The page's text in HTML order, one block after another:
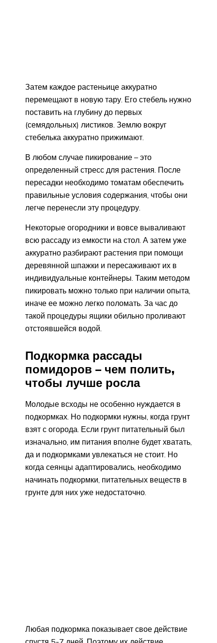
Затем каждое растеньице аккуратно
перемещают в новую тару. Его стебель нужно
поставить на глубину до первых
(семядольных) листиков. Землю вокруг
стебелька аккуратно прижимают.
В любом случае пикирование – это
определенный стресс для растения. После
пересадки необходимо томатам обеспечить
правильные условия содержания, чтобы они
легче перенесли эту процедуру.
Некоторые огородники и вовсе вываливают
всю рассаду из емкости на стол. А затем уже
аккуратно разбирают растения при помощи
деревянной шпажки и пересаживают их в
индивидуальные контейнеры. Таким методом
пикировать можно только при наличии опыта,
иначе ее можно легко поломать. За час до
такой процедуры ящики обильно проливают
отстоявшейся водой.
Подкормка рассады
помидоров – чем полить,
чтобы лучше росла
Молодые всходы не особенно нуждается в
подкормках. Но подкормки нужны, когда грунт
взят с огорода. Если грунт питательный был
изначально, им питания вполне будет хватать,
да и подкормками увлекаться не стоит. Но
когда сеянцы адаптировались, необходимо
начинать подкормки, питательных веществ в
грунте для них уже недостаточно.
Любая подкормка показывает свое действие